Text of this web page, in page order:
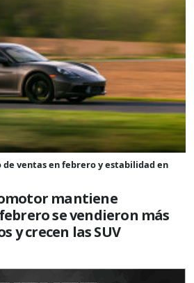
ventas en febrero y estabilidad en
mantiene
se vendieron más
y crecen las SUV